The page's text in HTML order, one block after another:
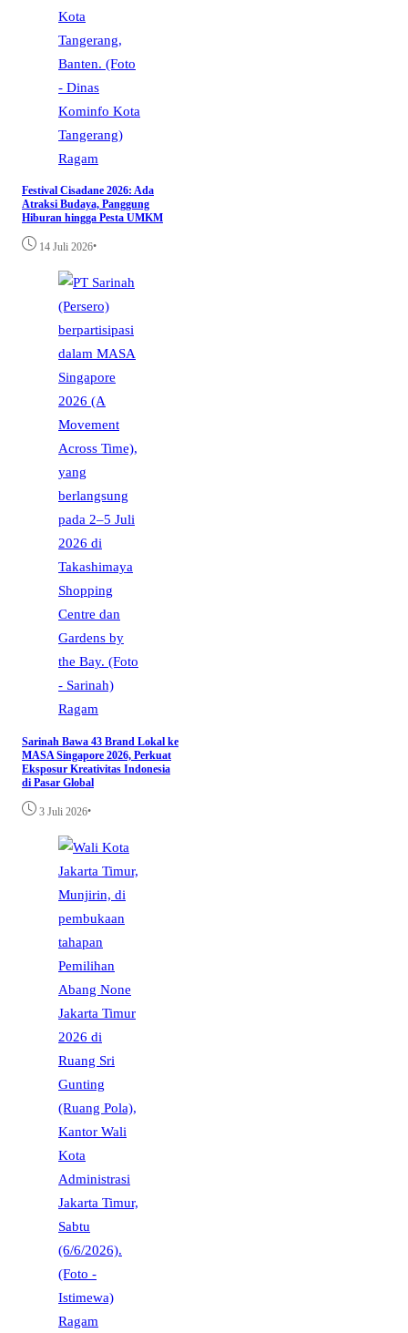
Ragam
Festival Cisadane 2026: Ada
Atraksi Budaya, Panggung
Hiburan hingga Pesta UMKM
14 Juli 2026•
Ragam
Sarinah Bawa 43 Brand Lokal ke
MASA Singapore 2026, Perkuat
Eksposur Kreativitas Indonesia
di Pasar Global
3 Juli 2026•
Ragam